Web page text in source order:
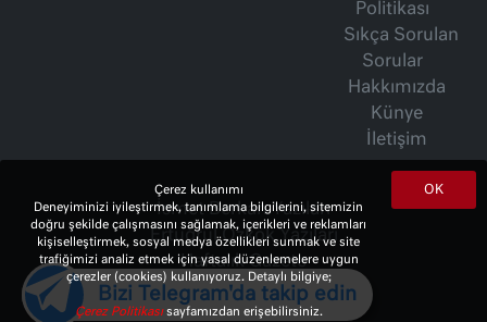
Politikası
Sıkça Sorulan
Sorular
Hakkımızda
Künye
İletişim
İsmet Berkan Yazıları
Ertuğrul Özkök Yazıları
Haftalık Gazete
OK
Çerez kullanımı
Deneyiminizi iyileştirmek, tanımlama bilgilerini, sitemizin
doğru şekilde çalışmasını sağlamak, içerikleri ve reklamları
kişiselleştirmek, sosyal medya özellikleri sunmak ve site
trafiğimizi analiz etmek için yasal düzenlemelere uygun
çerezler (cookies) kullanıyoruz. Detaylı bilgiye;
Çerez Politikasısayfamızdan erişebilirsiniz.
Bizi Telegram'da takip edin